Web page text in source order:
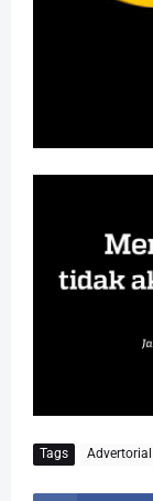
Tags Advertorial